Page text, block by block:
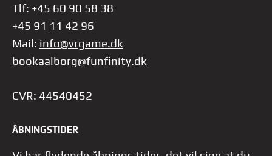
Tlf: +45 60 90 58 38
+45 91 11 42 96
Mail: info@vrgame.dk
bookaalborg@funfinity.dk
CVR: 44540452
ÅBNINGSTIDER